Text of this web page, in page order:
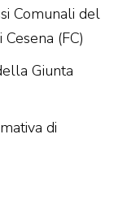
Comunali del
(FC)
Giunta
di